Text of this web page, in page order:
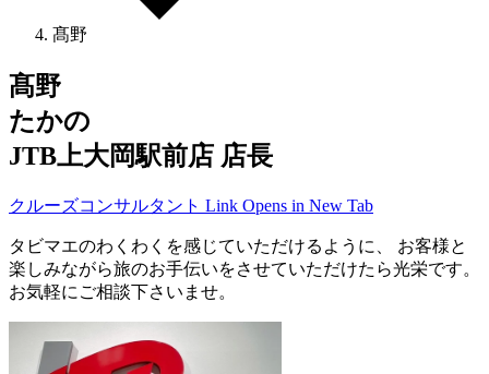
髙野
髙野
たかの
JTB上大岡駅前店 店長
クルーズコンサルタント Link Opens in New Tab
タビマエのわくわくを感じていただけるように、 お客様と
楽しみながら旅のお手伝いをさせていただけたら光栄です。
お気軽にご相談下さいませ。